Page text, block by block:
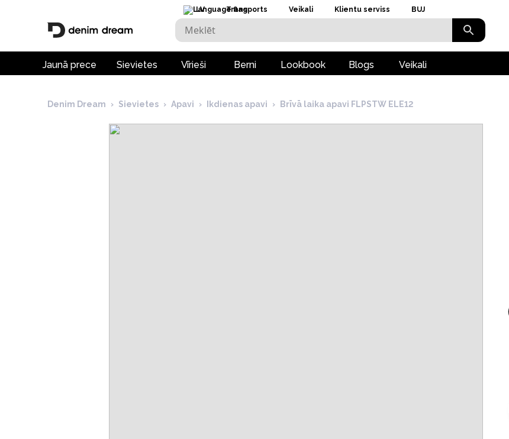
LV Transports Veikali Klientu serviss BUJ
Jaunā prece Sievietes Vīrieši Berni Lookbook Blogs Veikali
Denim Dream › Sievietes › Apavi › Ikdienas apavi › Brīvā laika apavi FLPSTW ELE12